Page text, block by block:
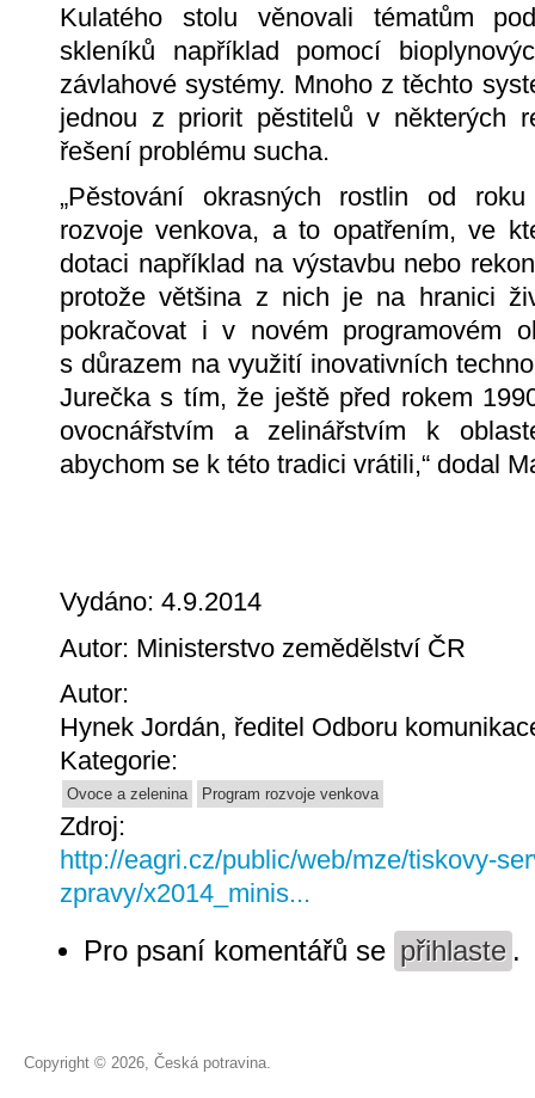
Kulatého stolu věnovali tématům
skleníků například pomocí
závlahové systémy. Mnoho z těchto
jednou z priorit pěstitelů v některých
řešení problému sucha.
„Pěstování okrasných rostlin od
rozvoje venkova, a to opatřením, ve
dotaci například na výstavbu nebo
protože většina z nich je na hranici
pokračovat i v novém programovém
s důrazem na využití inovativních
Jurečka s tím, že ještě před rokem
ovocnářstvím a zelinářstvím k
abychom se k této tradici vrátili,“ dodal
Vydáno: 4.9.2014
Autor: Ministerstvo zemědělství ČR
Autor:
Hynek Jordán, ředitel Odboru
Kategorie:
Ovoce a zelenina Program rozvoje venkova
Zdroj:
http://eagri.cz/public/web/mze/tiskovy-
zpravy/x2014_minis...
Pro psaní komentářů se přihlaste .
Copyright © 2026, Česká potravina.